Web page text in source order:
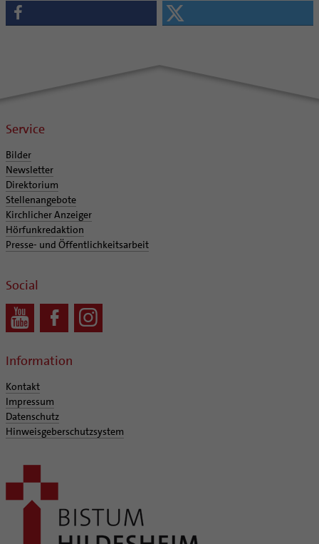
Service
Bilder
Newsletter
Direktorium
Stellenangebote
Kirchlicher Anzeiger
Hörfunkredaktion
Presse- und Öffentlichkeitsarbeit
Social
Information
Kontakt
Impressum
Datenschutz
Hinweisgeberschutzsystem